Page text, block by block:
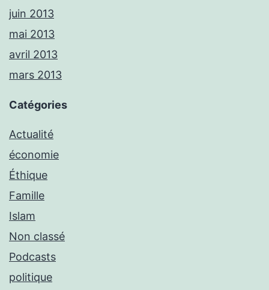
juin 2013
mai 2013
avril 2013
mars 2013
Catégories
Actualité
économie
Éthique
Famille
Islam
Non classé
Podcasts
politique